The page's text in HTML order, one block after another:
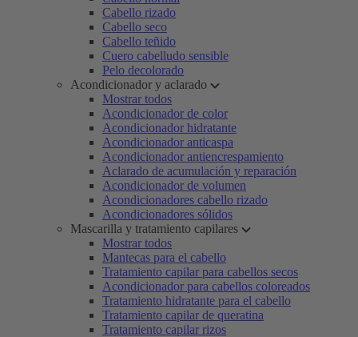
Cabello rizado
Cabello seco
Cabello teñido
Cuero cabelludo sensible
Pelo decolorado
Acondicionador y aclarado
Mostrar todos
Acondicionador de color
Acondicionador hidratante
Acondicionador anticaspa
Acondicionador antiencrespamiento
Aclarado de acumulación y reparación
Acondicionador de volumen
Acondicionadores cabello rizado
Acondicionadores sólidos
Mascarilla y tratamiento capilares
Mostrar todos
Mantecas para el cabello
Tratamiento capilar para cabellos secos
Acondicionador para cabellos coloreados
Tratamiento hidratante para el cabello
Tratamiento capilar de queratina
Tratamiento capilar rizos